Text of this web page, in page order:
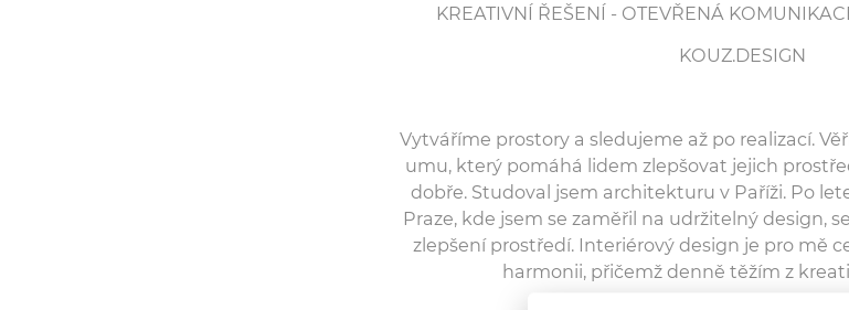
KREATIVNÍ ŘEŠENÍ - OTEVŘENÁ
KOUZ.DESIGN
Vytváříme prostory a sledujeme až po realizací.
umu, který pomáhá lidem zlepšovat jejich
dobře. Studoval jsem architekturu v Paříži. Po
Praze, kde jsem se zaměřil na udržitelný design,
zlepšení prostředí. Interiérový design je pro mě
harmonii, přičemž denně těžím z